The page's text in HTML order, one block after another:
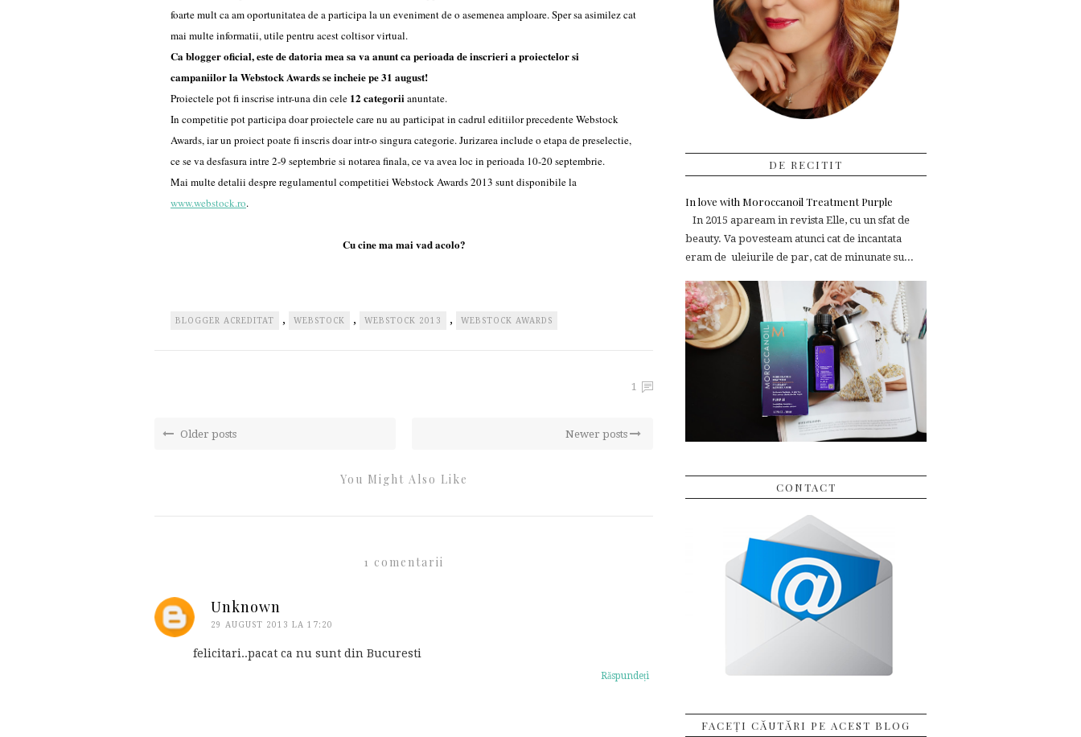
foarte mult ca am oportunitatea de a participa la un eveniment de o asemenea amploare. Sper sa asimilez cat
mai multe informatii, utile pentru acest coltisor virtual.
Ca blogger oficial, este de datoria mea sa va anunt ca perioada de inscrieri a proiectelor si
campaniilor laWebstock Awards se incheie pe 31 august!
Proiectele pot fi inscrise intr-una din cele 12 categoriianuntate.
In competitie pot participa doar proiectele care nu au participat in cadrul editiilor precedente Webstock
Awards, iar un proiect poate fi inscris doar intr-o singura categorie. Jurizarea include o etapa de preselectie,
ce se va desfasura intre 2-9 septembrie si notarea finala, ce va avea loc in perioada 10-20 septembrie.
Mai multe detalii despre regulamentul competitiei Webstock Awards 2013 sunt disponibile la
www.webstock.ro.
Cu cine ma mai vad acolo?
BLOGGER ACREDITAT , WEBSTOCK , WEBSTOCK 2013 , WEBSTOCK AWARDS
1
Older posts Newer posts
You Might Also Like
1 comentarii
Unknown
29 AUGUST 2013 LA 17:20
felicitari..pacat ca nu sunt din Bucuresti
Răspundeți
DE RECITIT
In love with Moroccanoil Treatment Purple
In 2015 apaream in revista Elle, cu un sfat de
beauty. Va povesteam atunci cat de incantata
eram de uleiurile de par, cat de minunate su...
CONTACT
FACEȚI CĂUTĂRI PE ACEST BLOG